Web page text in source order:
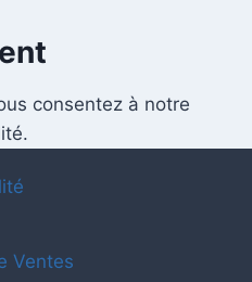
consentez à notre
Ventes